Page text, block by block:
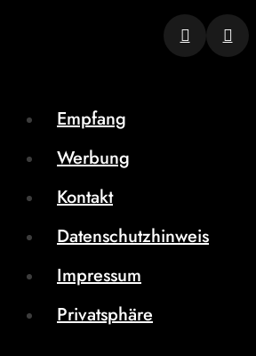
Empfang
Werbung
Kontakt
Datenschutzhinweis
Impressum
Privatsphäre